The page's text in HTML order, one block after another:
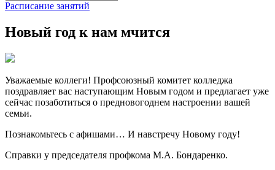
Расписание занятий
Новый год к нам мчится
Уважаемые коллеги! Профсоюзный комитет колледжа
поздравляет вас наступающим Новым годом и предлагает уже
сейчас позаботиться о предновогоднем настроении вашей
семьи.
Познакомьтесь с афишами… И навстречу Новому году!
Справки у председателя профкома М.А. Бондаренко.